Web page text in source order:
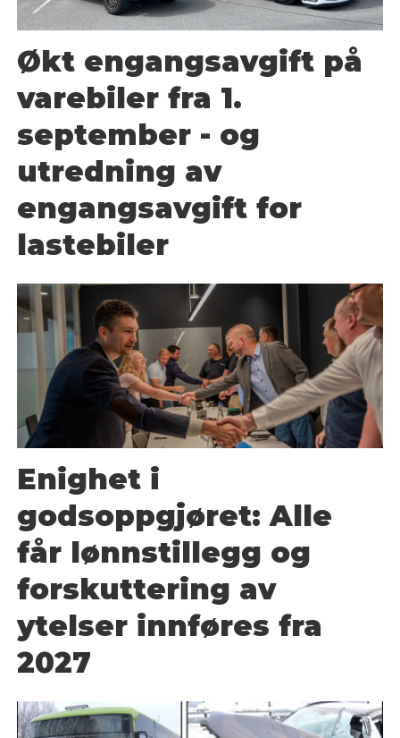
Økt engangsavgift på
varebiler fra 1.
september - og
utredning av
engangsavgift for
lastebiler
Enighet i
godsoppgjøret: Alle
får lønnstillegg og
forskuttering av
ytelser innføres fra
2027